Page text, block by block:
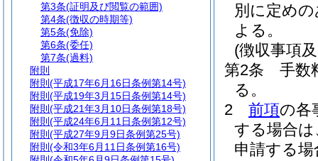
別に定め
よる。
(徴収事項
第2条
手数
る。
2
前項の各
する場合
申請する
第3条(証明及び閲覧の範囲)
第4条(徴収の時期等)
第5条(免除)
第6条(委任)
第7条(過料)
附則
附則 (平成17年6月16日条例第14号)
附則 (平成19年3月15日条例第14号)
附則 (平成21年3月10日条例第18号)
附則 (平成24年6月11日条例第12号)
附則 (平成27年9月9日条例第25号)
附則 (令和3年6月11日条例第16号)